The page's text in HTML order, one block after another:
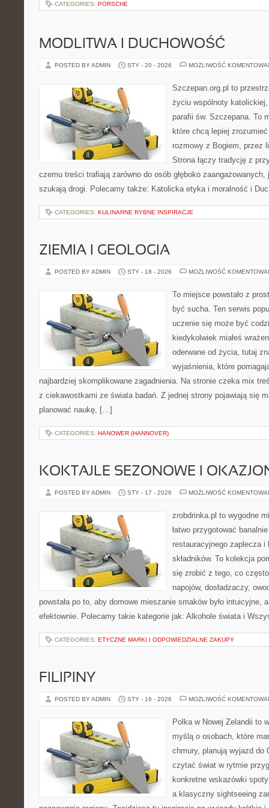
CATEGORIES: PORSCHE
MODLITWA I DUCHOWOŚĆ
POSTED BY ADMIN STY - 20 - 2026 MOŻLIWOŚĆ
Szczepan.org.pl to
życiu wspólnoty
parafii św. Szczepana. To
które chcą lepiej
rozmowy z Bogiem, przez
Strona łączy tradycję z
czemu treści trafiają zarówno do osób głęboko
szukają drogi. Polecamy także: Katolicka etyka i moralność i
CATEGORIES: KULINARNE RYBNE INSPIRACJE
ZIEMIA I GEOLOGIA
POSTED BY ADMIN STY - 18 - 2026 MOŻLIWOŚĆ
To miejsce powstało z
być sucha. Ten serwis
uczenie się może być
kiedykolwiek miałeś
oderwane od życia, tutaj
wyjaśnienia, które
najbardziej skomplikowane zagadnienia. Na stronie czeka mix
z ciekawostkami ze świata badań. Z jednej strony pojawiają się
planować naukę, […]
CATEGORIES: HANOWER (HANNOVER)
KOKTAJLE SEZONOWE I
POSTED BY ADMIN STY - 17 - 2026 MOŻLIWOŚĆ
zrobdrinka.pl to wygodne
łatwo przygotować
restauracyjnego zaplecza
składników. To kolekcja
się zrobić z tego, co
napojów, dosładzaczy,
powstała po to, aby domowe mieszanie smaków było intuicyjne,
efektownie. Polecamy takie kategorie jak: Alkohole świata i
CATEGORIES: ETYCZNE MARKI I ODPOWIEDZIALNE ZAKUPY
FILIPINY
POSTED BY ADMIN STY - 16 - 2026 MOŻLIWOŚĆ
Polka w Nowej Zelandii to
myślą o osobach, które
chmury, planują wyjazd do
czytać świat w rytmie
konkretne wskazówki
a klasyczny sightseeing